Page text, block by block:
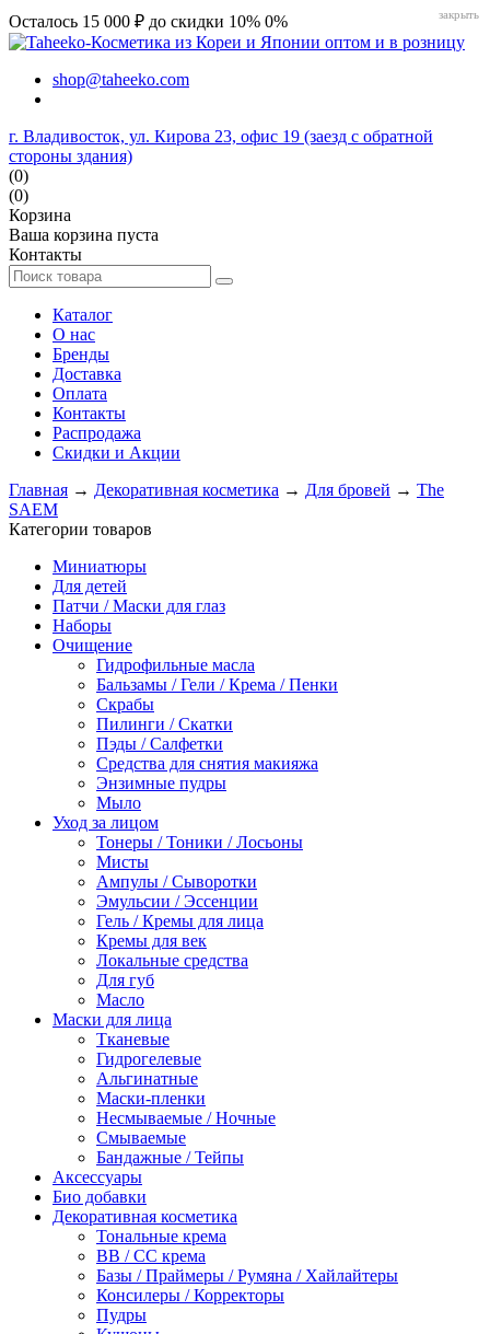
Осталось 15 000 ₽ до скидки 10% 0%
shop@taheeko.com
г. Владивосток, ул. Кирова 23, офис 19 (заезд с обратной
стороны здания)
(0)
(0)
Корзина
Ваша корзина пуста
Контакты
Каталог
О нас
Бренды
Доставка
Оплата
Контакты
Распродажа
Скидки и Акции
Главная → Декоративная косметика → Для бровей → The
SAEM
Категории товаров
Миниатюры
Для детей
Патчи / Маски для глаз
Наборы
Очищение
Гидрофильные масла
Бальзамы / Гели / Крема / Пенки
Скрабы
Пилинги / Скатки
Пэды / Салфетки
Средства для снятия макияжа
Энзимные пудры
Мыло
Уход за лицом
Тонеры / Тоники / Лосьоны
Мисты
Ампулы / Сыворотки
Эмульсии / Эссенции
Гель / Кремы для лица
Кремы для век
Локальные средства
Для губ
Масло
Маски для лица
Тканевые
Гидрогелевые
Альгинатные
Маски-пленки
Несмываемые / Ночные
Смываемые
Бандажные / Тейпы
Аксессуары
Био добавки
Декоративная косметика
Тональные крема
BB / СС крема
Базы / Праймеры / Румяна / Хайлайтеры
Консилеры / Корректоры
Пудры
закрыть